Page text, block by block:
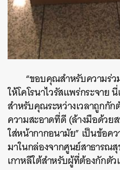
“ขอบคุณสำหรับความร่
ให้โคโรนาไวรัสแพร่กระจาย
สำหรับคุณระหว่างเวลาถูกกั
ความสะอาดที่ดี (ล้างมือด้วย
ใส่หน้ากากอนามัย” เป็นข้อ
มาในกล่องจากศูนย์สาธารณสุ
เกาหลีใต้สำหรับผู้ที่ต้องกักตัว